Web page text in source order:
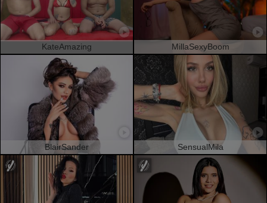
KateAmazing MillaSexyBoom
BlairSander SensualMila